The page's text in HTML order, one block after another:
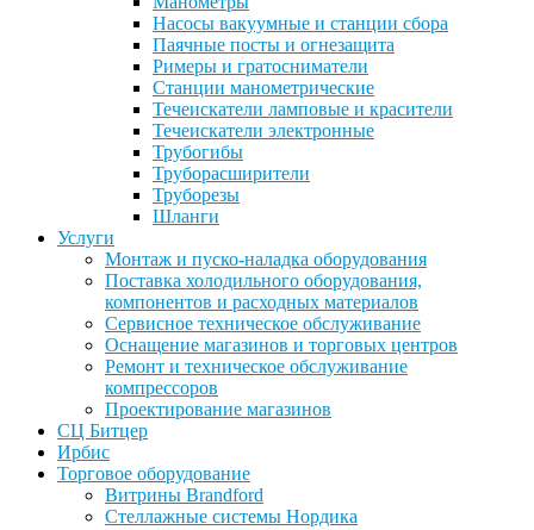
Насосы вакуумные и станции сбора
Паячные посты и огнезащита
Римеры и гратосниматели
Станции манометрические
Течеискатели ламповые и красители
Течеискатели электронные
Трубогибы
Труборасширители
Труборезы
Шланги
Услуги
Монтаж и пуско-наладка оборудования
Поставка холодильного оборудования,
компонентов и расходных материалов
Сервисное техническое обслуживание
Оснащение магазинов и торговых центров
Ремонт и техническое обслуживание
компрессоров
Проектирование магазинов
СЦ Битцер
Ирбис
Торговое оборудование
Витрины Brandford
Стеллажные системы Нордика